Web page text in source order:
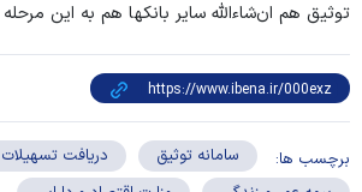
توثیق هم ان‌شاءالله سایر بانکها هم به این
برچسب ها: سامانه توثیق دریافت تسهیلات